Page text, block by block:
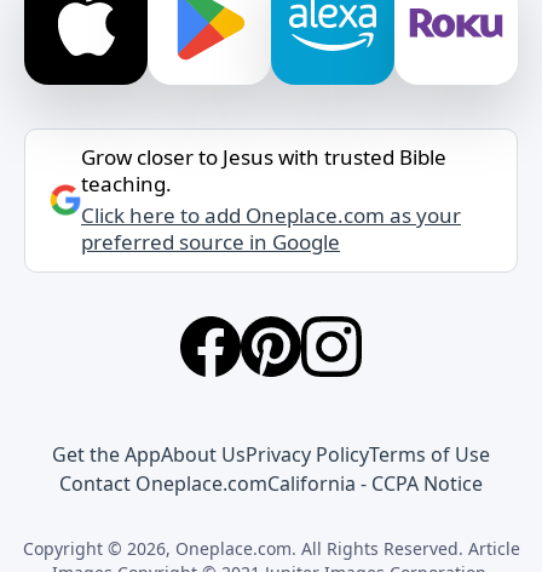
Grow closer to Jesus with trusted Bible
teaching.
Click here to add Oneplace.com as your
preferred source in Google
Get the AppAbout UsPrivacy PolicyTerms of Use
Contact Oneplace.comCalifornia - CCPA Notice
Copyright © 2026, Oneplace.com. All Rights Reserved. Article